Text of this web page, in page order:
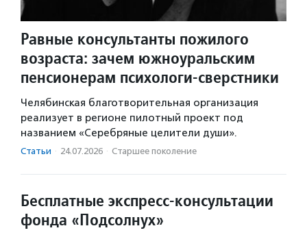
Равные консультанты пожилого
возраста: зачем южноуральским
пенсионерам психологи-сверстники
Челябинская благотворительная организация
реализует в регионе пилотный проект под
названием «Серебряные целители души».
Статьи · 24.07.2026 · Старшее поколение
Бесплатные экспресс-консультации
фонда «Подсолнух»